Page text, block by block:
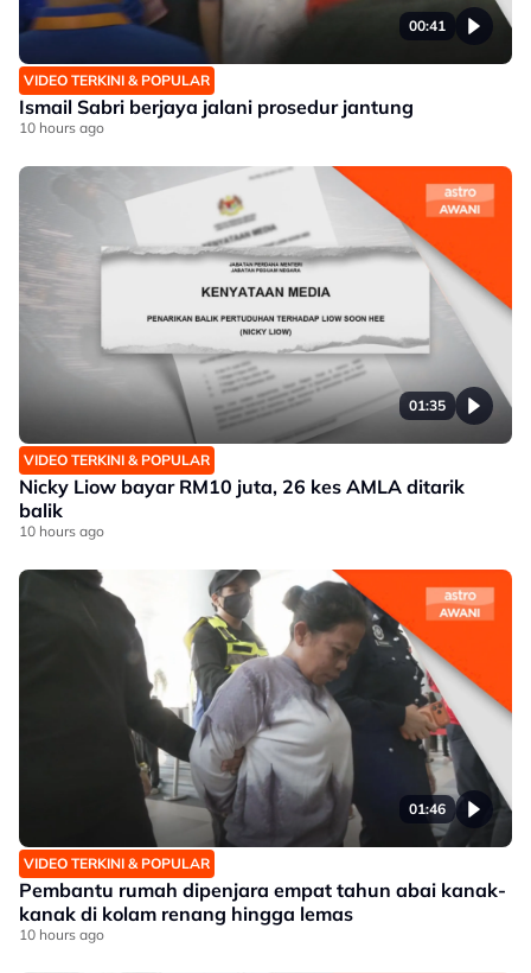
00:41
VIDEO TERKINI & POPULAR
Ismail Sabri berjaya jalani prosedur jantung
10 hours ago
01:35
VIDEO TERKINI & POPULAR
Nicky Liow bayar RM10 juta, 26 kes AMLA ditarik
balik
10 hours ago
01:46
VIDEO TERKINI & POPULAR
Pembantu rumah dipenjara empat tahun abai kanak-
kanak di kolam renang hingga lemas
10 hours ago